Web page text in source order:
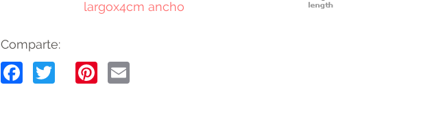
largox4cm ancho
Comparte:
Facebook
TwitterPinterest